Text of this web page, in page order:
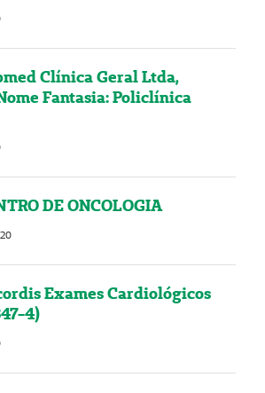
Clínica Geral Ltda,
Fantasia: Policlínica
DE ONCOLOGIA
Exames Cardiológicos
4)